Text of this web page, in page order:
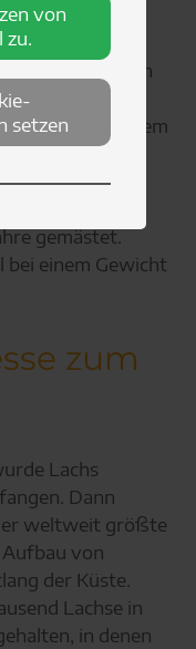
da der
Klimawandel
Lachse fristen in
u.a. der
auf engem
Stress sowie
Jungfische
Netzbecken
gemästet.
bei einem Gewicht
zum
Lachs
Dann
weltweit größte
von
der Küste.
Lachse in
in denen
von
zu.
setzen